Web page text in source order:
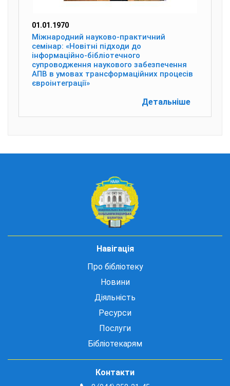
01.01.1970
Міжнародний науково-практичний
семінар: «Новітні підходи до
інформаційно-бібліотечного
супроводження наукового забезпечення
АПВ в умовах трансформаційних процесів
євроінтеграції»
Детальніше
Навігація
Про бібліотеку
Новини
Діяльність
Ресурси
Послуги
Бібліотекарям
Контакти